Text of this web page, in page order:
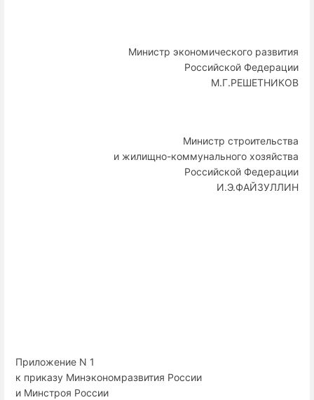
Министр экономического развития
Российской Федерации
М.Г.РЕШЕТНИКОВ
Министр строительства
и жилищно-коммунального хозяйства
Российской Федерации
И.Э.ФАЙЗУЛЛИН
Приложение N 1
к приказу Минэкономразвития России
и Минстроя России